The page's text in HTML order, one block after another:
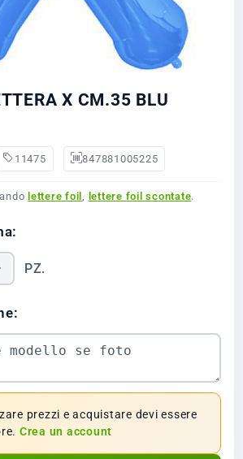
X CM.35 BLU
11475 847881005225
lettere foil, lettere foil scontate.
PZ.
prezzi e acquistare devi essere
Crea un account